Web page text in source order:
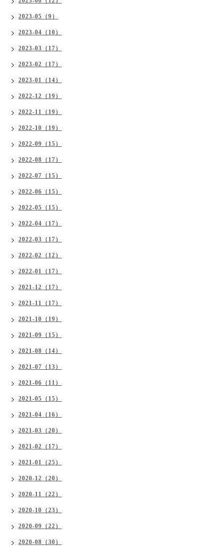
2023-05（9）
2023-04（10）
2023-03（17）
2023-02（17）
2023-01（14）
2022-12（19）
2022-11（19）
2022-10（19）
2022-09（15）
2022-08（17）
2022-07（15）
2022-06（15）
2022-05（15）
2022-04（17）
2022-03（17）
2022-02（12）
2022-01（17）
2021-12（17）
2021-11（17）
2021-10（19）
2021-09（15）
2021-08（14）
2021-07（13）
2021-06（11）
2021-05（15）
2021-04（16）
2021-03（20）
2021-02（17）
2021-01（25）
2020-12（20）
2020-11（22）
2020-10（23）
2020-09（22）
2020-08（30）